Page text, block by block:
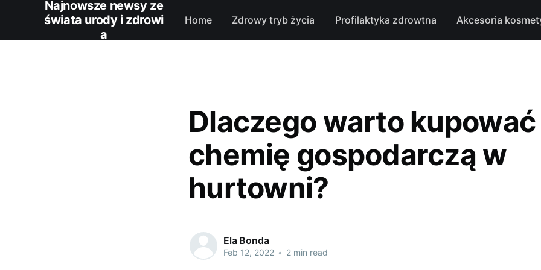
Najnowsze newsy ze
świata urody i zdrowi
a
Home Zdrowy tryb życia Profilaktyka zdrowtna Akcesoria
Dlaczego warto kupować
chemię gospodarczą w
hurtowni?
Ela Bonda
Feb 12, 2022 • 2 min read